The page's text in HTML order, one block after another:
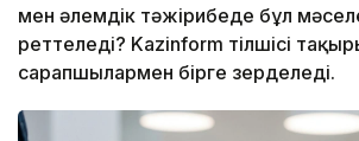
мен әлемдік тәжірибеде бұл
реттеледі? Kazinform тілшісі
сарапшылармен бірге зерделеді.